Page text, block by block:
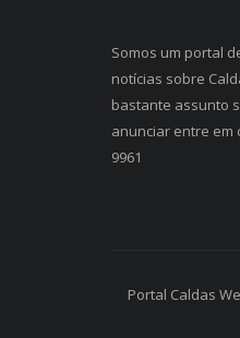
Somos um portal
notícias sobre
bastante assunto
anunciar entre em
9961
Portal Caldas